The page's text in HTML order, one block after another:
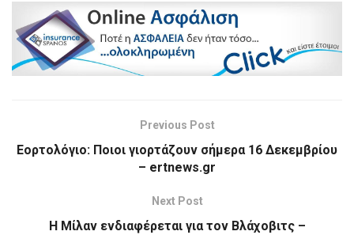
Previous Post
Εορτολόγιο: Ποιοι γιορτάζουν σήμερα 16 Δεκεμβρίου
– ertnews.gr
Next Post
Η Μίλαν ενδιαφέρεται για τον Βλάχοβιτς –